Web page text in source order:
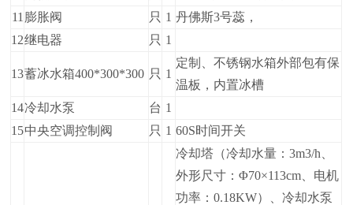
11 膨胀阀 只 1 丹佛斯3号蕊，
12继电器 只 1
13蓄冰水箱400*300*300 只 1
定制、不锈钢水箱外部包有保
温板，内置冰槽
14冷却水泵 台 1
15中央空调控制阀 只 1 60S时间开关
冷却塔（冷却水量：3m3/h、
外形尺寸：Φ70×113cm、电机
功率：0.18KW）、冷却水泵